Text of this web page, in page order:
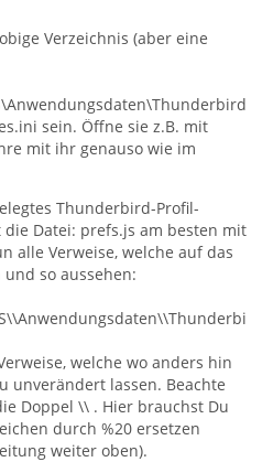
Verzeichnis (aber eine
sein. Öffne sie z.B. mit
mit ihr genauso wie im
Thunderbird-Profil-
Datei: prefs.js am besten mit
alle Verweise, welche auf das
so aussehen:
welche wo anders hin
unverändert lassen. Beachte
Doppel \\ . Hier brauchst Du
durch %20 ersetzen
weiter oben).